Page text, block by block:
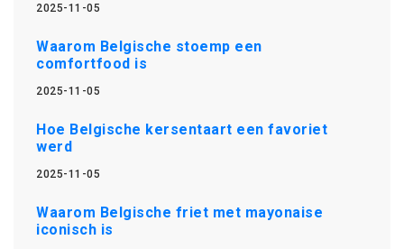
2025-11-05
Waarom Belgische stoemp een
comfortfood is
2025-11-05
Hoe Belgische kersentaart een favoriet
werd
2025-11-05
Waarom Belgische friet met mayonaise
iconisch is